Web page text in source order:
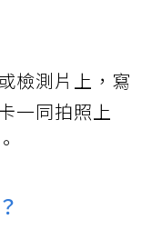
檢測片上，寫
一同拍照上